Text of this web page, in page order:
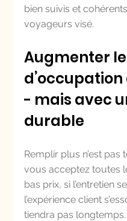
bien suivis et
voyageurs visé.
Augmenter
d’occupation
- mais avec
durable
Remplir plus n’est
vous acceptez toutes
bas prix, si l’entretien
l’expérience client
tiendra pas